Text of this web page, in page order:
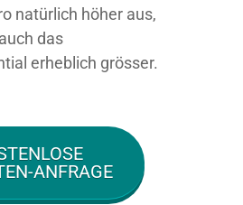
natürlich höher aus,
das
erheblich grösser.
ANFRAGE